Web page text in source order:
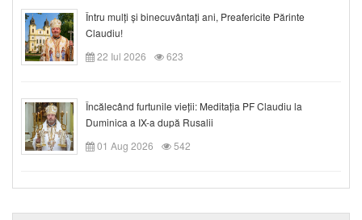
Întru mulți și binecuvântați ani, Preafericite Părinte
Claudiu!
22 Iul 2026
623
Încălecând furtunile vieții: Meditația PF Claudiu la
Duminica a IX-a după Rusalii
01 Aug 2026
542